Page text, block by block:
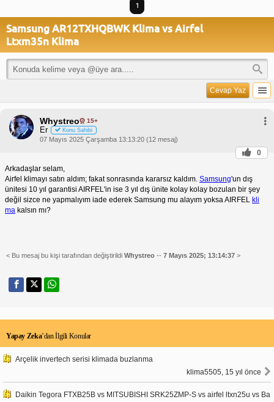
1
Samsung AR12TXHQBWK Klima vs Airfel
Ltxm35n Klima
Cevap Yaz
Whystreo 15+
Er Konu Sahibi
07 Mayıs 2025 Çarşamba 13:13:20 (12 mesaj)
0
Arkadaşlar selam,
Airfel klimayı satın aldım; fakat sonrasında kararsız kaldım. Samsung'un dış
ünitesi 10 yıl garantisi AIRFEL'in ise 3 yıl dış ünite kolay kolay bozulan bir şey
değil sizce ne yapmalıyım iade ederek Samsung mu alayım yoksa AIRFEL kli
ma kalsın mı?
< Bu mesaj bu kişi tarafından değiştirildi Whystreo -- 7 Mayıs 2025; 13:14:37 >
Yapay Zeka’dan İlgili Konular
Arçelik invertech serisi klimada buzlanma
klima5505, 15 yıl önce
Daikin Tegora FTXB25B vs MITSUBISHI SRK25ZMP-S vs airfel ltxn25u vs Ba